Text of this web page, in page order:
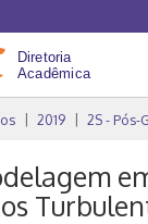
2019 2S - Pós-